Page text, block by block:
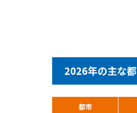
2026年の主な
都市